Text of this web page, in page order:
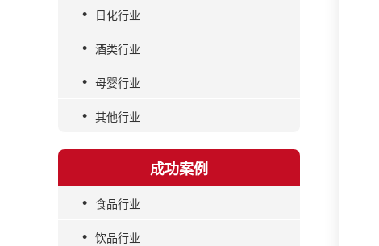
• 日化行业
• 酒类行业
• 母婴行业
• 其他行业
成功案例
• 食品行业
• 饮品行业